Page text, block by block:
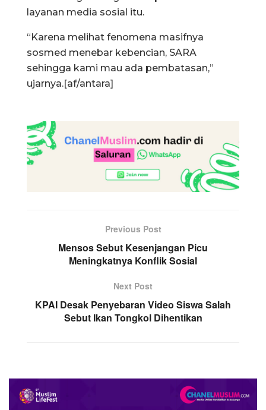
layanan media sosial itu.
“Karena melihat fenomena masifnya
sosmed menebar kebencian, SARA
sehingga kami mau ada pembatasan,”
ujarnya.[af/antara]
Previous Post
Mensos Sebut Kesenjangan Picu
Meningkatnya Konflik Sosial
Next Post
KPAI Desak Penyebaran Video Siswa Salah
Sebut Ikan Tongkol Dihentikan